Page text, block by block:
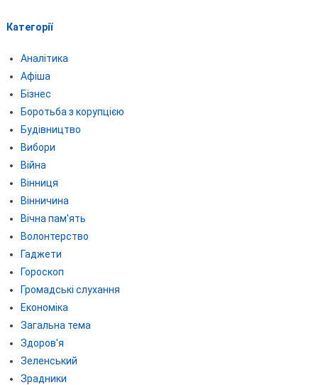
Категорії
Аналітика
Афіша
Бізнес
Боротьба з корупцією
Будівництво
Вибори
Війна
Вінниця
Вінничина
Вічна пам'ять
Волонтерство
Гаджети
Гороскоп
Громадські слухання
Економіка
Загальна тема
Здоров'я
Зеленський
Зрадники